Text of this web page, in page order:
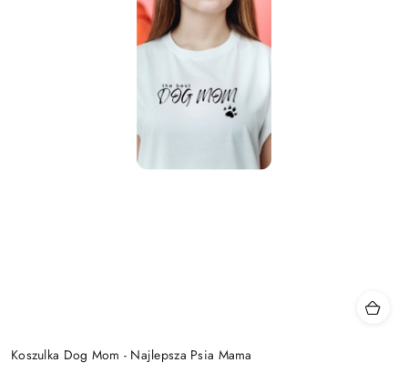
Koszulka Dog Mom - Najlepsza Psia Mama